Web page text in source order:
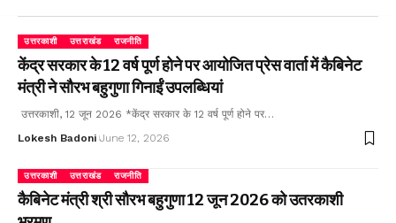
उत्तरकाशी उत्तराखंड राजनीति
केंद्र सरकार के 12 वर्ष पूर्ण होने पर आयोजित प्रेस वार्ता में कैबिनेट
मंत्री ने सौरभ बहुगुणा गिनाईं उपलब्धियां
उत्तरकाशी, 12 जून 2026 *केंद्र सरकार के 12 वर्ष पूर्ण होने पर…
Lokesh Badoni June 12, 2026
उत्तरकाशी उत्तराखंड राजनीति
कैबिनेट मंत्री श्री सौरभ बहुगुणा 12 जून 2026 को उतरकाशी